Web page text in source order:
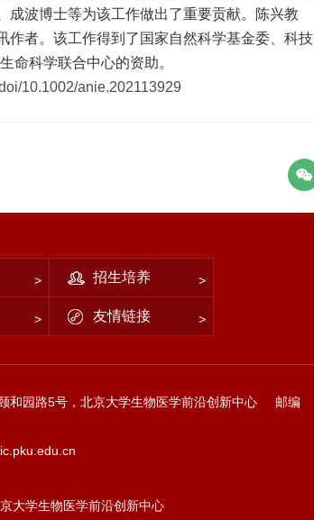
成波博士等为该工作做出了重要贡献。陈兴教
作者。该工作得到了国家自然科学基金委、科技
命科学联合中心的资助。
10.1002/anie.202113929
招生培养
友情链接
和园路5号，北京大学生物医学前沿创新中心
邮编
大学生物医学前沿创新中心